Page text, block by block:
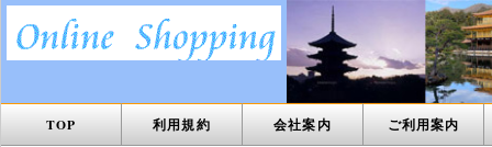
TOP 利用規約 会社案内 ご利用案内